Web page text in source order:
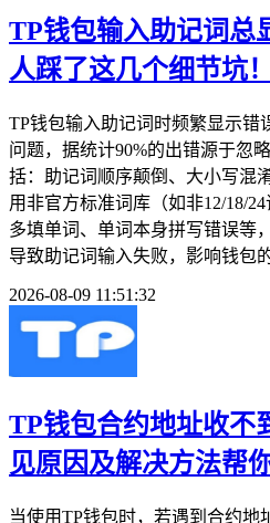
TP钱包输入助记词总
人踩了这几个细节坑！
TP钱包输入助记词时频繁显示错
问题，据统计90%的出错源于忽
括：助记词顺序颠倒、大小写混
用非官方标准词库（如非12/18/
多填单词、单词本身拼写错误等
导致助记词输入失败，影响钱包
2026-08-09 11:51:32
TP钱包合约地址收不
见原因及解决方法帮
当使用TP钱包时，若遇到合约地